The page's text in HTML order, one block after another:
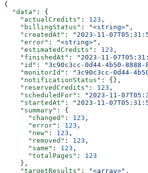
{
  "data"
: {
    "actualCredits"
: 123 ,
    "billingStatus"
: "<string>" ,
    "createdAt"
: "2023-11-
    "error"
: "<string>" ,
    "estimatedCredits"
: 123 ,
    "finishedAt"
: "2023-11-
    "id"
: "3c90c3cc-0d44-4b50-8888-
    "monitorId"
:
"3c90c3cc-0d44-
    "notificationStatus"
: {},
    "reservedCredits"
: 123 ,
    "scheduledFor"
: "2023-11-
    "startedAt"
: "2023-11-
    "summary"
: {
      "changed"
: 123 ,
      "error"
: 123 ,
      "new"
: 123 ,
      "removed"
: 123 ,
      "same"
: 123 ,
      "totalPages"
: 123
    },
    "targetResults"
: "<array>" ,